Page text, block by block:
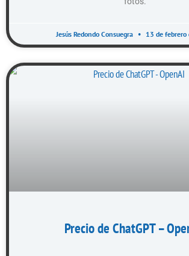
Jesús Redondo Consuegra 13 de febrero
Precio de ChatGPT –